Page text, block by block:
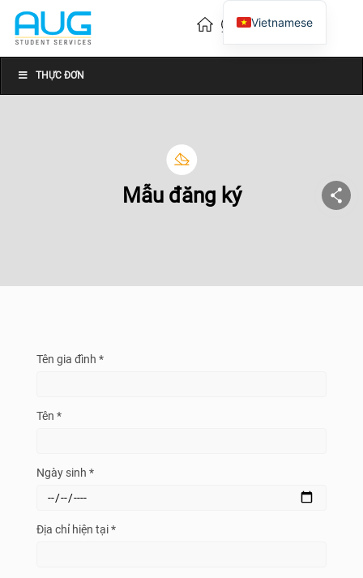
THỰC ĐƠN
Mẫu đăng ký
Tên gia đình *
Tên *
Ngày sinh *
Địa chỉ hiện tại *
Vietnamese